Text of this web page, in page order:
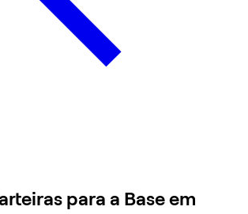
para a Base em